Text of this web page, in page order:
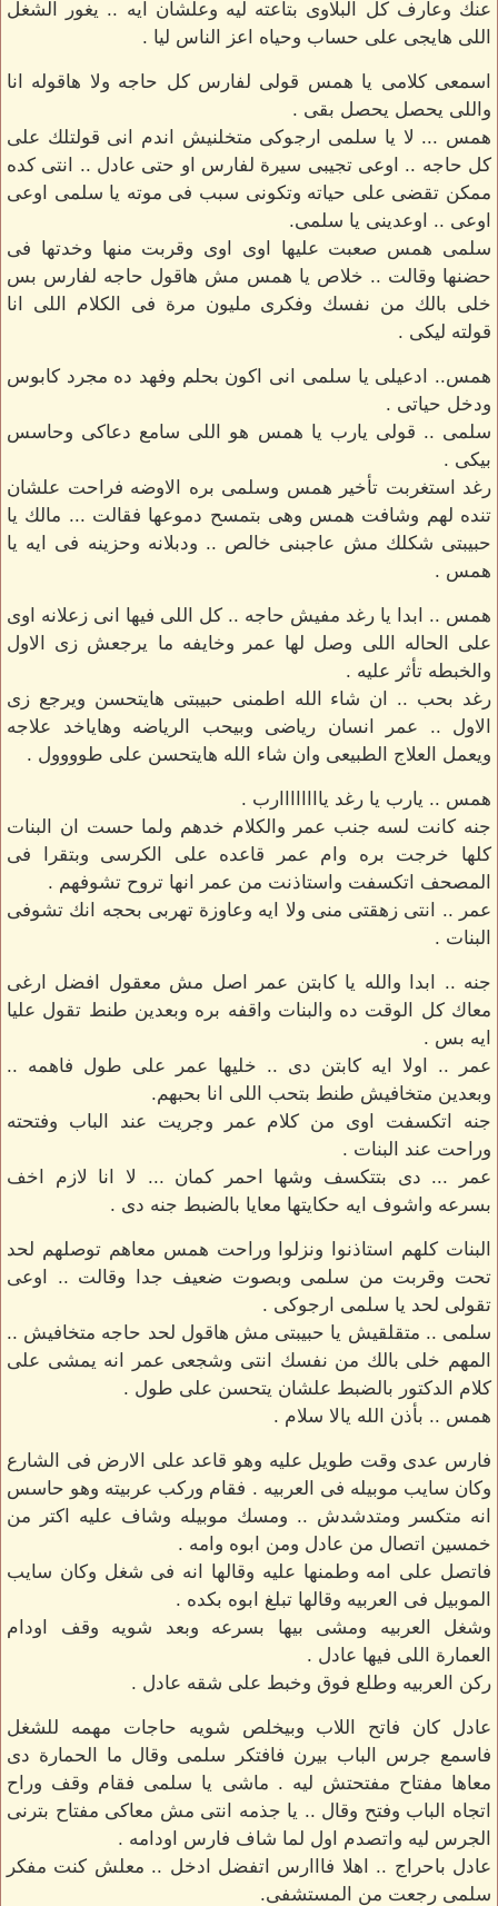
عنك وعارف كل البلاوى بتاعته ليه وعلشان ايه .. يغور الشغل
اللى هايجى على حساب وحياه اعز الناس ليا .
اسمعى كلامى يا همس قولى لفارس كل حاجه ولا هاقوله انا
واللى يحصل يحصل بقى .
همس ... لا يا سلمى ارجوكى متخلنيش اندم انى قولتلك على
كل حاجه .. اوعى تجيبى سيرة لفارس او حتى عادل .. انتى كده
ممكن تقضى على حياته وتكونى سبب فى موته يا سلمى اوعى
اوعى .. اوعدينى يا سلمى.
سلمى همس صعبت عليها اوى اوى وقربت منها وخدتها فى
حضنها وقالت .. خلاص يا همس مش هاقول حاجه لفارس بس
خلى بالك من نفسك وفكرى مليون مرة فى الكلام اللى انا
قولته ليكى .
همس.. ادعيلى يا سلمى انى اكون بحلم وفهد ده مجرد كابوس
ودخل حياتى .
سلمى .. قولى يارب يا همس هو اللى سامع دعاكى وحاسس
بيكى .
رغد استغربت تأخير همس وسلمى بره الاوضه فراحت علشان
تنده لهم وشافت همس وهى بتمسح دموعها فقالت ... مالك يا
حبيبتى شكلك مش عاجبنى خالص .. ودبلانه وحزينه فى ايه يا
همس .
همس .. ابدا يا رغد مفيش حاجه .. كل اللى فيها انى زعلانه اوى
على الحاله اللى وصل لها عمر وخايفه ما يرجعش زى الاول
والخبطه تأثر عليه .
رغد بحب .. ان شاء الله اطمنى حبيبتى هايتحسن ويرجع زى
الاول .. عمر انسان رياضى وبيحب الرياضه وهاياخد علاجه
ويعمل العلاج الطبيعى وان شاء الله هايتحسن على طوووول .
همس .. يارب يا رغد ياااااااارب .
جنه كانت لسه جنب عمر والكلام خدهم ولما حست ان البنات
كلها خرجت بره وام عمر قاعده على الكرسى وبتقرا فى
المصحف اتكسفت واستاذنت من عمر انها تروح تشوفهم .
عمر .. انتى زهقتى منى ولا ايه وعاوزة تهربى بحجه انك تشوفى
البنات .
جنه .. ابدا والله يا كابتن عمر اصل مش معقول افضل ارغى
معاك كل الوقت ده والبنات واقفه بره وبعدين طنط تقول عليا
ايه بس .
عمر .. اولا ايه كابتن دى .. خليها عمر على طول فاهمه ..
وبعدين متخافيش طنط بتحب اللى انا بحبهم.
جنه اتكسفت اوى من كلام عمر وجريت عند الباب وفتحته
وراحت عند البنات .
عمر ... دى بتتكسف وشها احمر كمان ... لا انا لازم اخف
بسرعه واشوف ايه حكايتها معايا بالضبط جنه دى .
البنات كلهم استاذنوا ونزلوا وراحت همس معاهم توصلهم لحد
تحت وقربت من سلمى وبصوت ضعيف جدا وقالت .. اوعى
تقولى لحد يا سلمى ارجوكى .
سلمى .. متقلقيش يا حبيبتى مش هاقول لحد حاجه متخافيش ..
المهم خلى بالك من نفسك انتى وشجعى عمر انه يمشى على
كلام الدكتور بالضبط علشان يتحسن على طول .
همس .. بأذن الله يالا سلام .
فارس عدى وقت طويل عليه وهو قاعد على الارض فى الشارع
وكان سايب موبيله فى العربيه . فقام وركب عربيته وهو حاسس
انه متكسر ومتدشدش .. ومسك موبيله وشاف عليه اكتر من
خمسين اتصال من عادل ومن ابوه وامه .
فاتصل على امه وطمنها عليه وقالها انه فى شغل وكان سايب
الموبيل فى العربيه وقالها تبلغ ابوه بكده .
وشغل العربيه ومشى بيها بسرعه وبعد شويه وقف اودام
العمارة اللى فيها عادل .
ركن العربيه وطلع فوق وخبط على شقه عادل .
عادل كان فاتح اللاب وبيخلص شويه حاجات مهمه للشغل
فاسمع جرس الباب بيرن فافتكر سلمى وقال ما الحمارة دى
معاها مفتاح مفتحتش ليه . ماشى يا سلمى فقام وقف وراح
اتجاه الباب وفتح وقال .. يا جذمه انتى مش معاكى مفتاح بترنى
الجرس ليه واتصدم اول لما شاف فارس اودامه .
عادل باحراج .. اهلا فااارس اتفضل ادخل .. معلش كنت مفكر
سلمى رجعت من المستشفى.